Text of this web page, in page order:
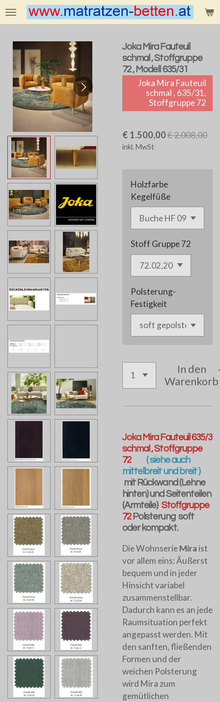
Zum
Hauptinhalt
Joka Mira Fauteuil
schmal , Stoffgruppe
72 , Modell 635/31
Joka Mira Fauteuil
schmal , 635/31,
Stoffgruppe 72
€ 1.500,00€ 2.008,00
inkl. MwSt
Holzfarbe
Kegelfüße
Stoff Gruppe 72
Polsterung-
Festigkeit
In den
Warenkorb
Joka Mira Fauteuil 635/3
schmal , Stoffgruppe
72 ( siehe auch
mittelbreit und breit )
mit Rückwand (Lehne
hinten) und Seitenteilen
(Armteile) Stoffgruppe
72Polsterung soft
oder kompakt.
Die WohnserieMiraist
vor allem eins: Äußerst
bequem und in jeder
Hinsicht variabel
zusammenstellbar.
Dadurch kann es an jede
Raumsituation perfekt
angepasst werden. Mit
den sanften, fließenden
Formen und der
weichen Polsterung
wird Mira zum
gemütlichen